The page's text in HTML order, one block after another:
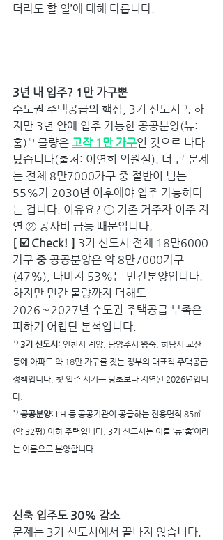
더라도 할 일’에 대해 다룹니다.
3년 내 입주? 1만 가구뿐
수도권 주택공급의 핵심, 3기 신도시¹⁾. 하
지만 3년 안에 입주 가능한 공공분양(뉴:
홈)²⁾ 물량은 고작 1만 가구인 것으로 나타
났습니다(출처: 이연희 의원실). 더 큰 문제
는 전체 8만7000가구 중 절반이 넘는
55%가 2030년 이후에야 입주 가능하다
는 겁니다. 이유요? ① 기존 거주자 이주 지
연 ② 공사비 급등 때문입니다.
[ ☑️ Check! ] 3기 신도시 전체 18만6000
가구 중 공공분양은 약 8만7000가구
(47%), 나머지 53%는 민간분양입니다.
하지만 민간 물량까지 더해도
2026∼2027년 수도권 주택공급 부족은
피하기 어렵단 분석입니다.
¹⁾ 3기 신도시: 인천시 계양, 남양주시 왕숙, 하남시 교산
등에 아파트 약 18만 가구를 짓는 정부의 대표적 주택공급
정책입니다. 첫 입주 시기는 당초보다 지연된 2026년입니
다.
²⁾ 공공분양: LH 등 공공기관이 공급하는 전용면적 85㎡
(약 32평) 이하 주택입니다. 3기 신도시는 이를 ‘뉴:홈’이라
는 이름으로 분양합니다.
신축 입주도 30% 감소
문제는 3기 신도시에서 끝나지 않습니다.